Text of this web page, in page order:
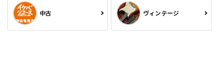
中古 ヴィンテージ